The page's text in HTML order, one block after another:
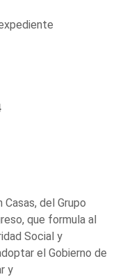
del Grupo
que formula al
Social y
el Gobierno de
y